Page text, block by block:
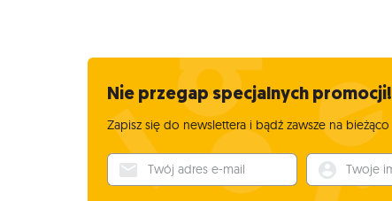
Nie przegap specjalnych promocji!
Zapisz się do newslettera i bądź zawsze na bieżąco
Twój adres e-mail Twoje imię